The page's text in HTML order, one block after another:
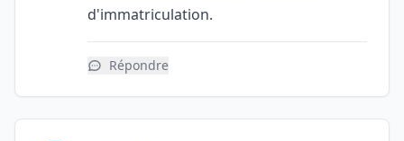
d'immatriculation.
Répondre